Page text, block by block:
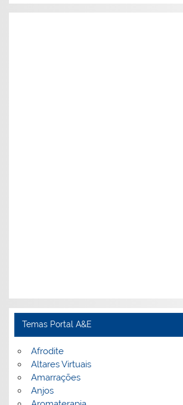
Temas Portal A&E
Afrodite
Altares Virtuais
Amarrações
Anjos